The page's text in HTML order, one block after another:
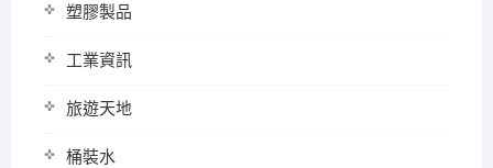
塑膠製品
工業資訊
旅遊天地
桶裝水